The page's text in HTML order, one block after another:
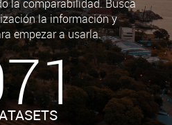
la comparabilidad. Busca
la información y
empezar a usarla.